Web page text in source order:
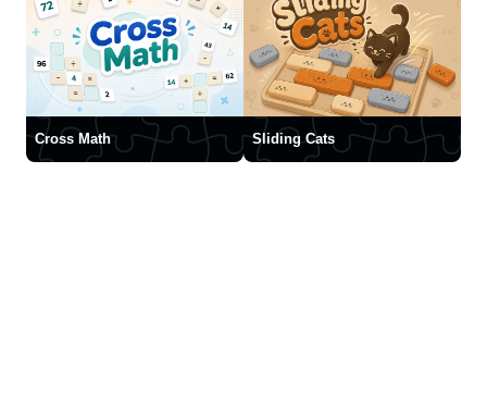
Cross Math Sliding Cats